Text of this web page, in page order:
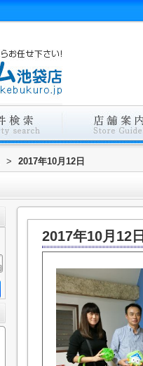
> 2017年10月12日
2017年10月12日